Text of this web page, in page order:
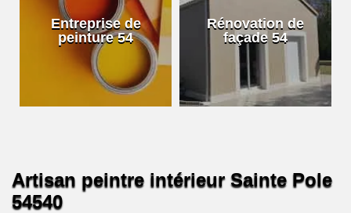
Entreprise de
peinture 54
Rénovation de
façade 54
Artisan peintre intérieur Sainte Pole
54540